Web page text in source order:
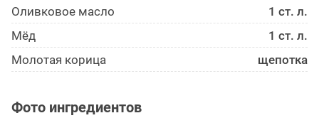
Оливковое масло
1 ст. л.
Мёд
1 ст. л.
Молотая корица
щепотка
Фото ингредиентов